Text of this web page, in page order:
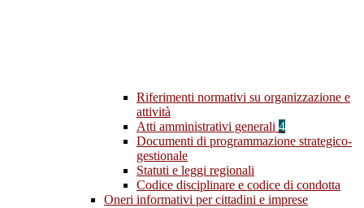
Riferimenti normativi su organizzazione e
attività
Atti amministrativi generali 4
Documenti di programmazione strategico-
gestionale
Statuti e leggi regionali
Codice disciplinare e codice di condotta
Oneri informativi per cittadini e imprese